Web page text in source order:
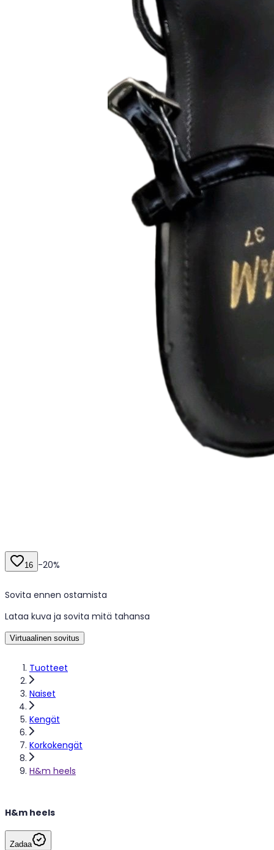
Tuotteet
Naiset
Kengät
Korkokengät
H&m heels
16 -20%
Sovita ennen ostamista
Lataa kuva ja sovita mitä tahansa
Virtuaalinen sovitus
H&m heels
Zadaa